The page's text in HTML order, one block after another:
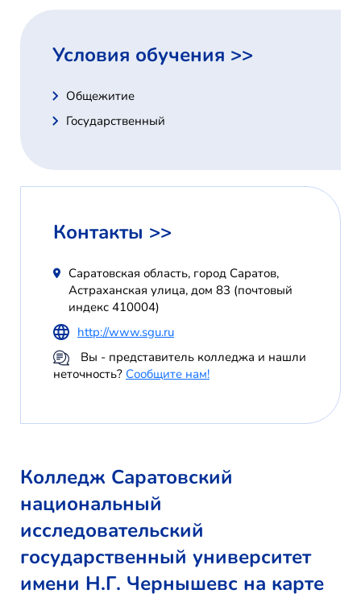
Условия обучения >>
Общежитие
Государственный
Контакты >>
Саратовская область, город Саратов,
Астраханская улица, дом 83 (почтовый
индекс 410004)
http://www.sgu.ru
Вы - представитель колледжа и нашли
неточность? Сообщите нам!
Колледж Саратовский
национальный
исследовательский
государственный университет
имени Н.Г. Чернышевс на карте